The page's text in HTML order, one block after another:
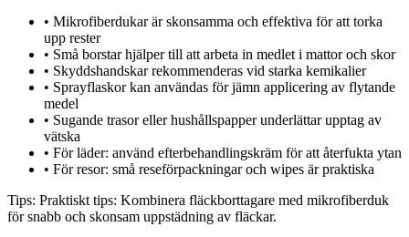
• Mikrofiberdukar är skonsamma och effektiva för att torka
upp rester
• Små borstar hjälper till att arbeta in medlet i mattor och skor
• Skyddshandskar rekommenderas vid starka kemikalier
• Sprayflaskor kan användas för jämn applicering av flytande
medel
• Sugande trasor eller hushållspapper underlättar upptag av
vätska
• För läder: använd efterbehandlingskräm för att återfukta ytan
• För resor: små reseförpackningar och wipes är praktiska
Tips: Praktiskt tips: Kombinera fläckborttagare med mikrofiberduk
för snabb och skonsam uppstädning av fläckar.